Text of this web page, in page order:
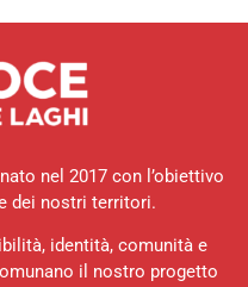
nel 2017 con l’obiettivo
dei nostri territori.
identità, comunità e
il nostro progetto